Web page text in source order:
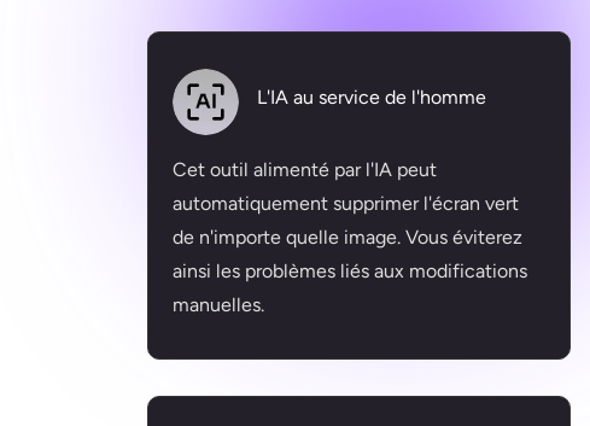
L'IA au service de l'homme
Cet outil alimenté par l'IA peut
automatiquement supprimer l'écran vert
de n'importe quelle image. Vous éviterez
ainsi les problèmes liés aux modifications
manuelles.